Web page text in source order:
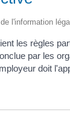
l'information
les règles
par les
doit